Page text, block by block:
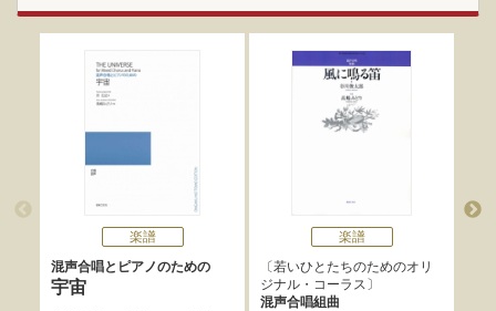
楽譜
混声合唱とピアノのための
宇宙
楽譜
若いひとたちのためのオリ
ジナル・コーラス
混声合唱組曲